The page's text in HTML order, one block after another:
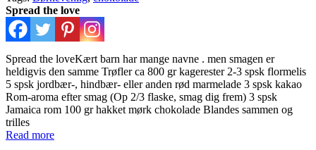
Spread the love
Spread the loveKært barn har mange navne . men smagen er
heldigvis den samme Trøfler ca 800 gr kagerester 2-3 spsk flormelis
5 spsk jordbær-, hindbær- eller anden rød marmelade 3 spsk kakao
Rom-aroma efter smag (Op 2/3 flaske, smag dig frem) 3 spsk
Jamaica rom 100 gr hakket mørk chokolade Blandes sammen og
trilles
Read more